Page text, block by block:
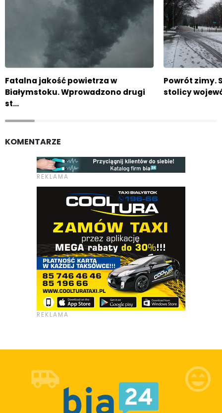
Fatalna jakość powietrza w
Białymstoku. Wprowadzono drugi
st…
Powrót zimy.
stolicy
KOMENTARZE